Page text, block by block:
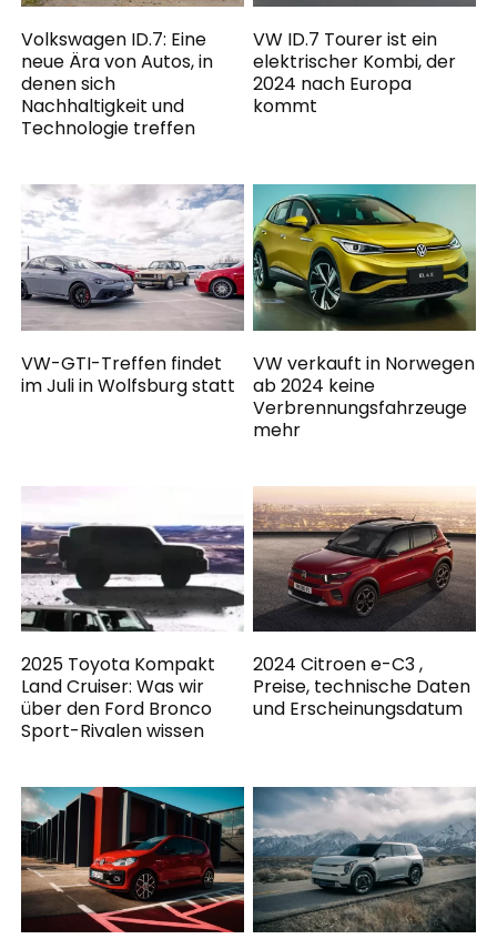
Volkswagen ID.7: Eine
neue Ära von Autos, in
denen sich
Nachhaltigkeit und
Technologie treffen
VW ID.7 Tourer ist ein
elektrischer Kombi, der
2024 nach Europa
kommt
VW-GTI-Treffen findet
im Juli in Wolfsburg statt
VW verkauft in Norwegen
ab 2024 keine
Verbrennungsfahrzeuge
mehr
2025 Toyota Kompakt
Land Cruiser: Was wir
über den Ford Bronco
Sport-Rivalen wissen
2024 Citroen e-C3 ,
Preise, technische Daten
und Erscheinungsdatum